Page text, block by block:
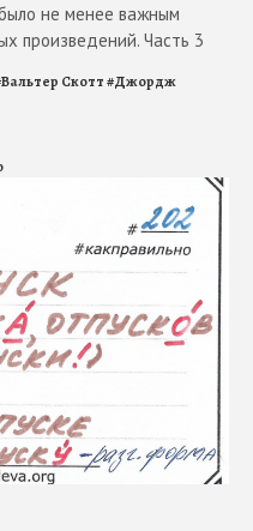
не менее важным
произведений. Часть 3
Вальтер Скотт#Джордж